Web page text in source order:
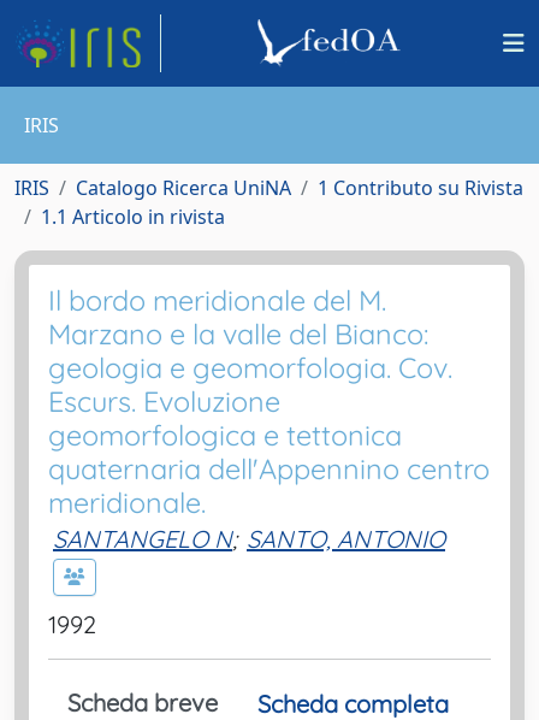
IRIS
IRIS Catalogo Ricerca UniNA
1 Contributo su Rivista
1.1 Articolo in rivista
Il bordo meridionale del M.
Marzano e la valle del Bianco:
geologia e geomorfologia. Cov.
Escurs. Evoluzione
geomorfologica e tettonica
quaternaria dell'Appennino centro
meridionale.
SANTANGELO N; SANTO, ANTONIO
1992
Scheda breve
Scheda completa